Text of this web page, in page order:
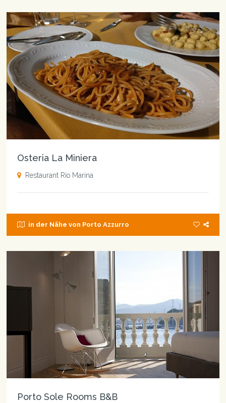
Osteria La Miniera
Restaurant Rio Marina
in der Nähe von Porto Azzurro
Porto Sole Rooms B&B